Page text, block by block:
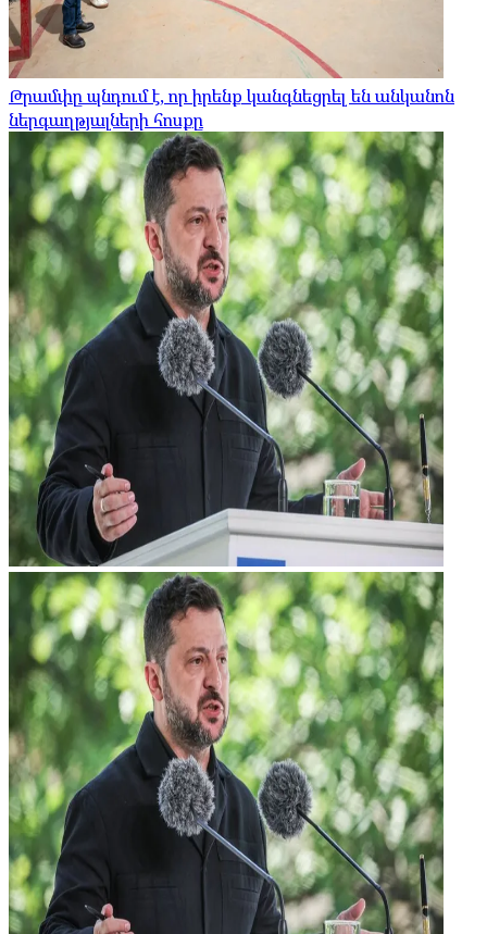
Թրամփը պնդում է, որ իրենք կանգնեցրել են անկանոն
ներգաղթյալների հոսքը